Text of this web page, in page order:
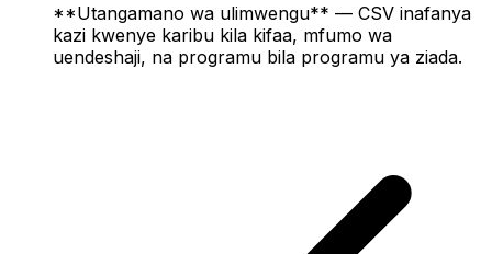
**Utangamano wa ulimwengu** — CSV inafanya
kazi kwenye karibu kila kifaa, mfumo wa
uendeshaji, na programu bila programu ya ziada.